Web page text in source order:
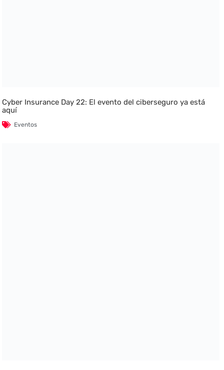
Cyber Insurance Day 22: El evento del ciberseguro ya está
aquí
Eventos